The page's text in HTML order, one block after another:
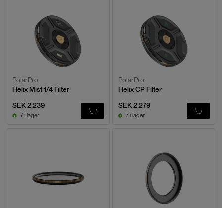
PolarPro
Helix Mist 1/4 Filter
SEK 2,239
7 i lager
PolarPro
Helix CP Filter
SEK 2,279
7 i lager